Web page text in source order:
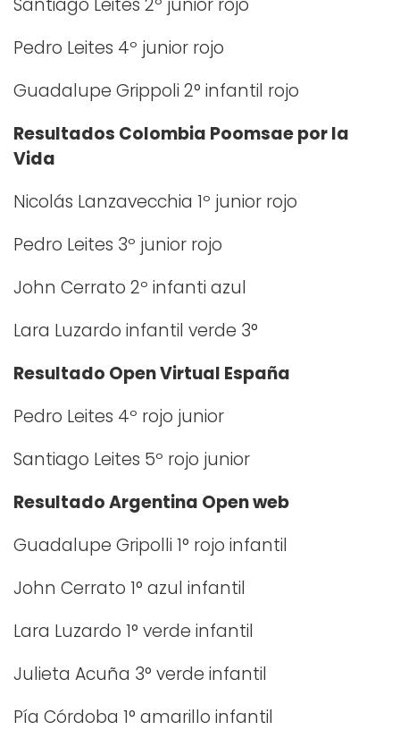
Santiago Leites 2º junior rojo
Pedro Leites 4º junior rojo
Guadalupe Grippoli 2° infantil rojo
Resultados Colombia Poomsae por la
Vida
Nicolás Lanzavecchia 1º junior rojo
Pedro Leites 3º junior rojo
John Cerrato 2º infanti azul
Lara Luzardo infantil verde 3°
Resultado Open Virtual España
Pedro Leites 4º rojo junior
Santiago Leites 5º rojo junior
Resultado Argentina Open web
Guadalupe Gripolli 1° rojo infantil
John Cerrato 1° azul infantil
Lara Luzardo 1° verde infantil
Julieta Acuña 3° verde infantil
Pía Córdoba 1° amarillo infantil